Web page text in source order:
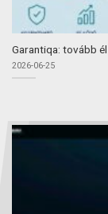
Garantiqa: tovább
2026-06-25